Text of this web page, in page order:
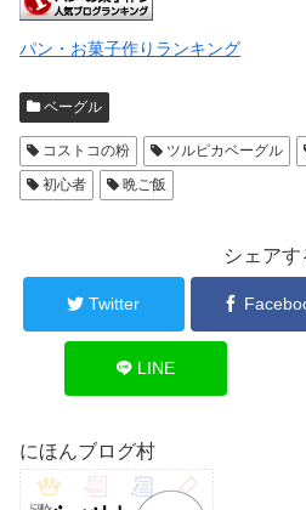
パン・お菓子作りランキング
ベーグル
コストコの粉 ツルピカベーグル
初心者
晩ご飯
シェアす
Twitter
LINE
にほんブログ村